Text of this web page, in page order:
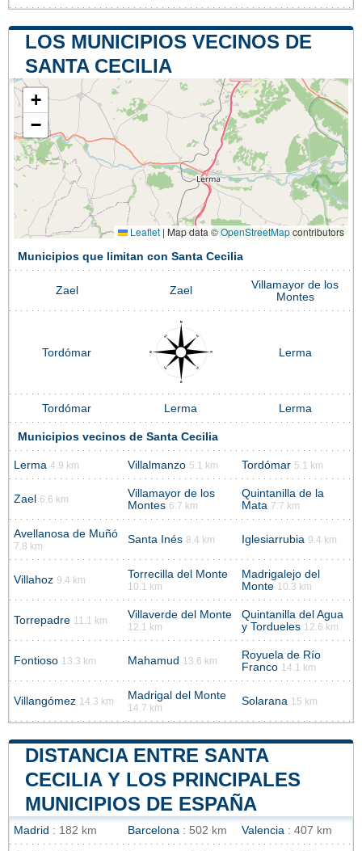
LOS MUNICIPIOS VECINOS DE
SANTA CECILIA
+
−
Leaflet | Map data ©OpenStreetMapcontributors
Municipios que limitan con Santa Cecilia
Zael Zael
Villamayor de los
Montes
Tordómar Lerma
Tordómar Lerma Lerma
Municipios vecinos de Santa Cecilia
Lerma 4.9 km Villalmanzo 5.1 km Tordómar 5.1 km
Zael 6.6 km
Villamayor de los
Montes 6.7 km
Quintanilla de la
Mata 7.7 km
Avellanosa de Muñó
7.8 km
Santa Inés 8.4 km Iglesiarrubia 9.4 km
Villahoz 9.4 km Torrecilla del Monte
10.1 km
Madrigalejo del
Monte 10.3 km
Torrepadre 11.1 km Villaverde del Monte
12.1 km
Quintanilla del Agua
y Tordueles 12.6 km
Fontioso 13.3 km Mahamud 13.6 km
Royuela de Río
Franco 14.1 km
Villangómez 14.3 km Madrigal del Monte
14.7 km
Solarana 15 km
DISTANCIA ENTRE SANTA
CECILIA Y LOS PRINCIPALES
MUNICIPIOS DE ESPAÑA
Madrid : 182 km Barcelona : 502 km Valencia : 407 km